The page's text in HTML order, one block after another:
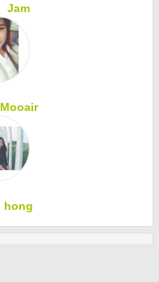
Jam
Mooair
hong